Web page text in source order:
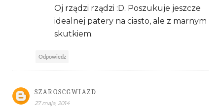
Oj rządzi rządzi :D. Poszukuje jeszcze
idealnej patery na ciasto, ale z marnym
skutkiem.
Odpowiedz
SZAROSCGWIAZD
27 maja, 2014